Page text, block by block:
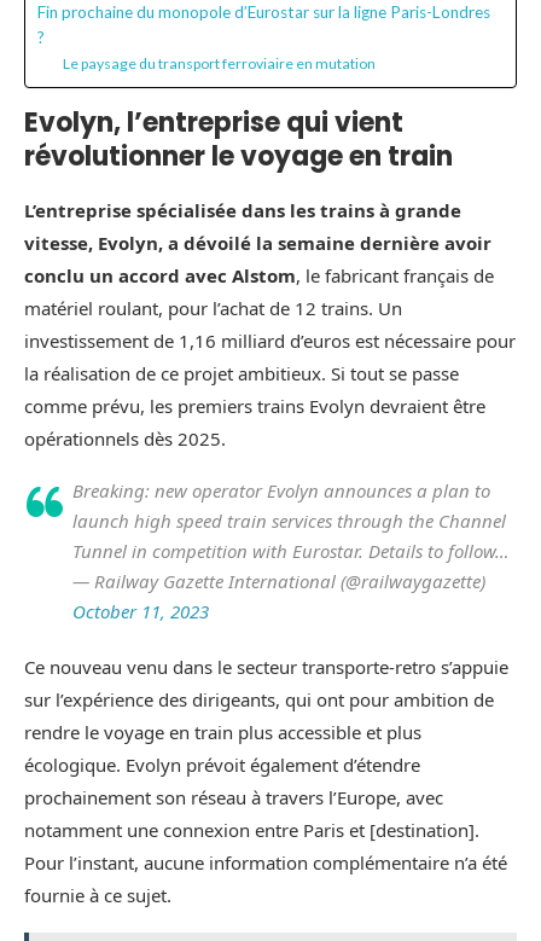
Fin prochaine du monopole d’Eurostar sur la ligne Paris-Londres
?
Le paysage du transport ferroviaire en mutation
Evolyn, l’entreprise qui vient
révolutionner le voyage en train
L’entreprise spécialisée dans les trains à grande
vitesse, Evolyn, a dévoilé la semaine dernière avoir
conclu un accord avec Alstom, le fabricant français de
matériel roulant, pour l’achat de 12 trains. Un
investissement de 1,16 milliard d’euros est nécessaire pour
la réalisation de ce projet ambitieux. Si tout se passe
comme prévu, les premiers trains Evolyn devraient être
opérationnels dès 2025.
Breaking: new operator Evolyn announces a plan to
launch high speed train services through the Channel
Tunnel in competition with Eurostar. Details to follow…
— Railway Gazette International (@railwaygazette)
October 11, 2023
Ce nouveau venu dans le secteur transporte-retro s’appuie
sur l’expérience des dirigeants, qui ont pour ambition de
rendre le voyage en train plus accessible et plus
écologique. Evolyn prévoit également d’étendre
prochainement son réseau à travers l’Europe, avec
notamment une connexion entre Paris et [destination].
Pour l’instant, aucune information complémentaire n’a été
fournie à ce sujet.